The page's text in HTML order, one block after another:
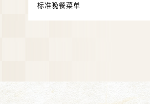
标准晚餐菜单